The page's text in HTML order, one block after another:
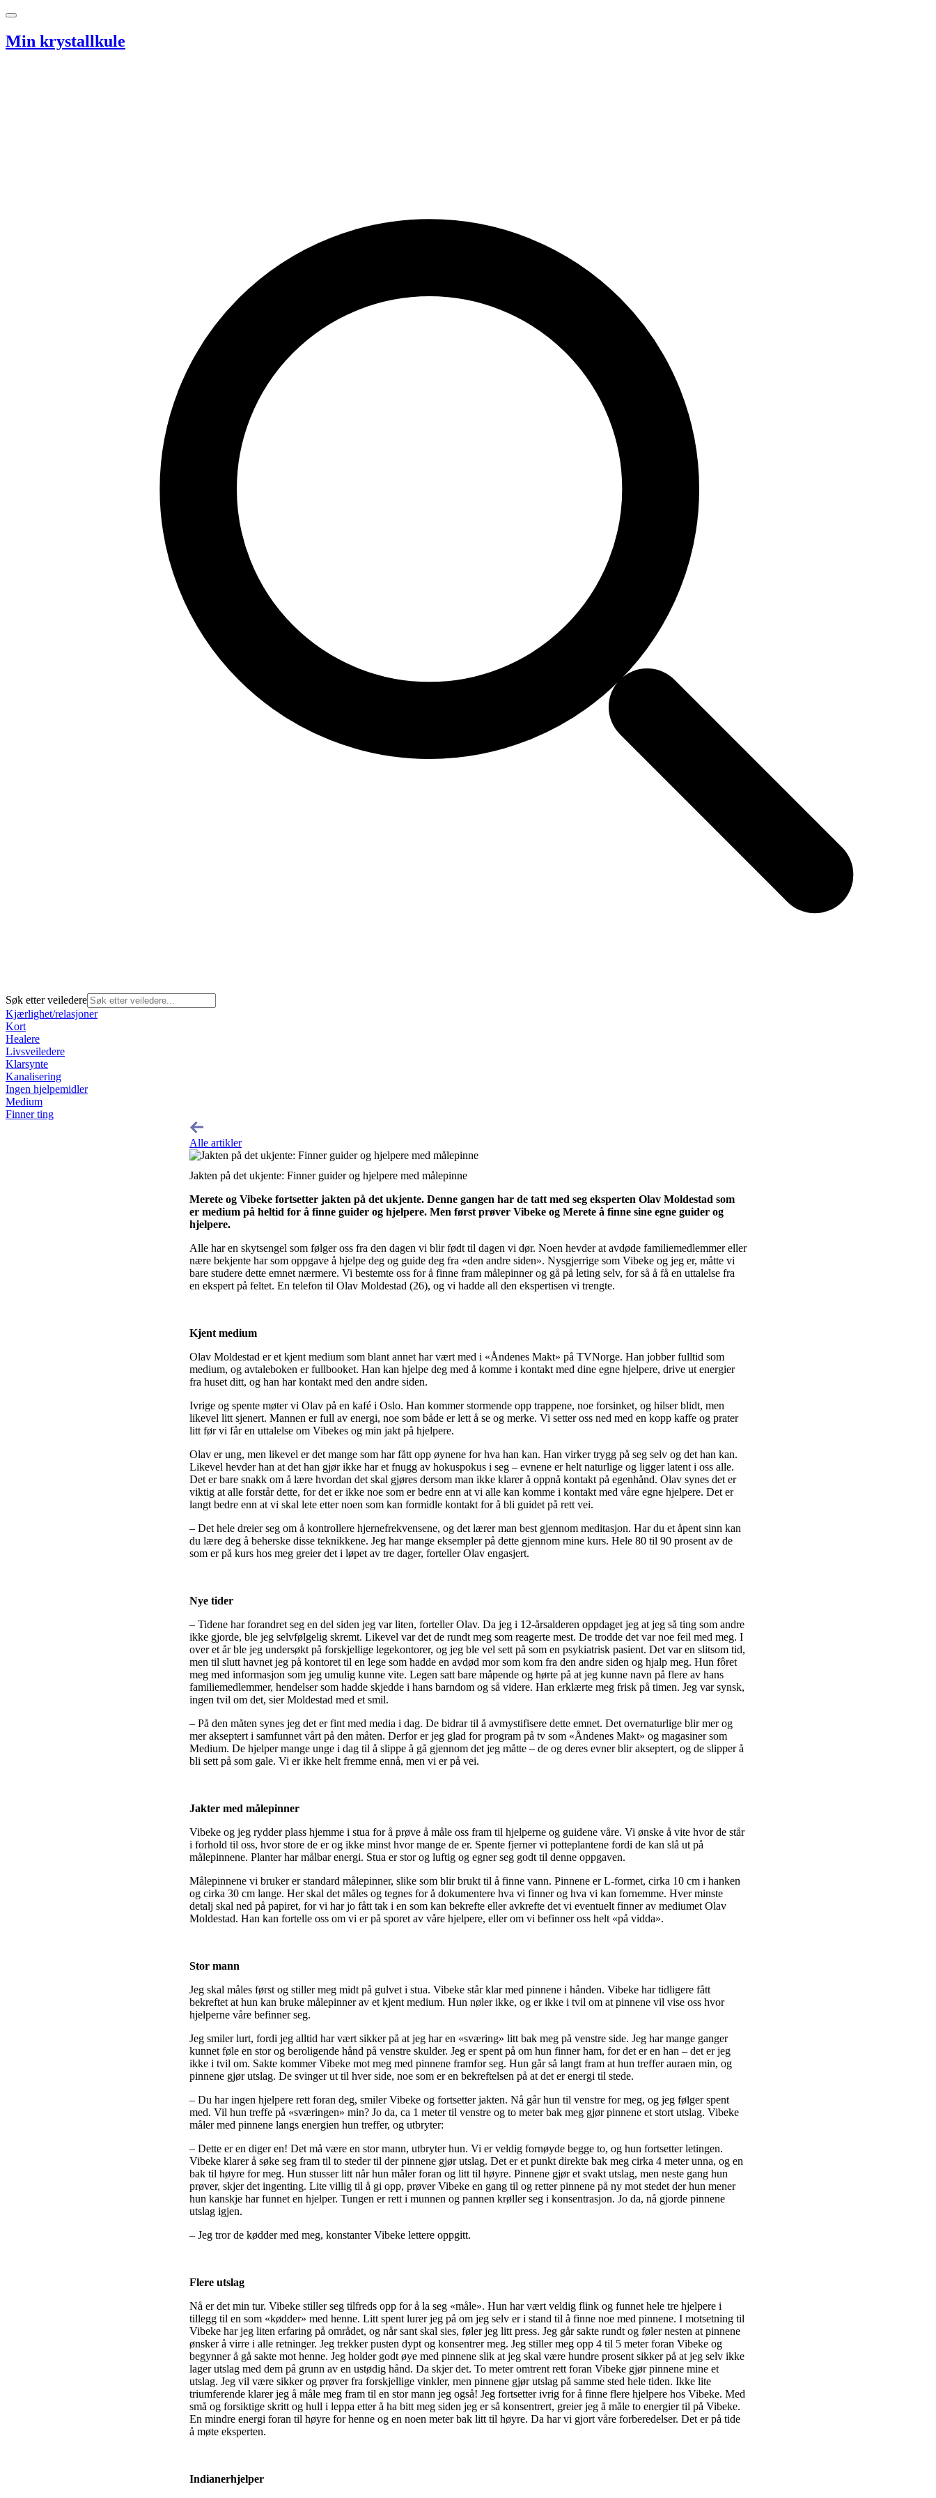
Hopp til innhold
Min krystallkule
Søk etter veiledere
Kjærlighet/relasjoner
Kort
Healere
Livsveiledere
Klarsynte
Kanalisering
Ingen hjelpemidler
Medium
Finner ting
Alle artikler
Jakten på det ukjente: Finner guider og hjelpere med målepinne
Merete og Vibeke fortsetter jakten på det ukjente. Denne gangen har de tatt med seg eksperten Olav Moldestad som
er medium på heltid for å finne guider og hjelpere. Men først prøver Vibeke og Merete å finne sine egne guider og
hjelpere.
Alle har en skytsengel som følger oss fra den dagen vi blir født til dagen vi dør. Noen hevder at avdøde familiemedlemmer eller
nære bekjente har som oppgave å hjelpe deg og guide deg fra «den andre siden». Nysgjerrige som Vibeke og jeg er, måtte vi
bare studere dette emnet nærmere. Vi bestemte oss for å finne fram målepinner og gå på leting selv, for så å få en uttalelse fra
en ekspert på feltet. En telefon til Olav Moldestad (26), og vi hadde all den ekspertisen vi trengte.
Kjent medium
Olav Moldestad er et kjent medium som blant annet har vært med i «Åndenes Makt» på TVNorge. Han jobber fulltid som
medium, og avtaleboken er fullbooket. Han kan hjelpe deg med å komme i kontakt med dine egne hjelpere, drive ut energier
fra huset ditt, og han har kontakt med den andre siden.
Ivrige og spente møter vi Olav på en kafé i Oslo. Han kommer stormende opp trappene, noe forsinket, og hilser blidt, men
likevel litt sjenert. Mannen er full av energi, noe som både er lett å se og merke. Vi setter oss ned med en kopp kaffe og prater
litt før vi får en uttalelse om Vibekes og min jakt på hjelpere.
Olav er ung, men likevel er det mange som har fått opp øynene for hva han kan. Han virker trygg på seg selv og det han kan.
Likevel hevder han at det han gjør ikke har et fnugg av hokuspokus i seg – evnene er helt naturlige og ligger latent i oss alle.
Det er bare snakk om å lære hvordan det skal gjøres dersom man ikke klarer å oppnå kontakt på egenhånd. Olav synes det er
viktig at alle forstår dette, for det er ikke noe som er bedre enn at vi alle kan komme i kontakt med våre egne hjelpere. Det er
langt bedre enn at vi skal lete etter noen som kan formidle kontakt for å bli guidet på rett vei.
– Det hele dreier seg om å kontrollere hjernefrekvensene, og det lærer man best gjennom meditasjon. Har du et åpent sinn kan
du lære deg å beherske disse teknikkene. Jeg har mange eksempler på dette gjennom mine kurs. Hele 80 til 90 prosent av de
som er på kurs hos meg greier det i løpet av tre dager, forteller Olav engasjert.
Nye tider
– Tidene har forandret seg en del siden jeg var liten, forteller Olav. Da jeg i 12-årsalderen oppdaget jeg at jeg så ting som andre
ikke gjorde, ble jeg selvfølgelig skremt. Likevel var det de rundt meg som reagerte mest. De trodde det var noe feil med meg. I
over et år ble jeg undersøkt på forskjellige legekontorer, og jeg ble vel sett på som en psykiatrisk pasient. Det var en slitsom tid,
men til slutt havnet jeg på kontoret til en lege som hadde en avdød mor som kom fra den andre siden og hjalp meg. Hun fôret
meg med informasjon som jeg umulig kunne vite. Legen satt bare måpende og hørte på at jeg kunne navn på flere av hans
familiemedlemmer, hendelser som hadde skjedde i hans barndom og så videre. Han erklærte meg frisk på timen. Jeg var synsk,
ingen tvil om det, sier Moldestad med et smil.
– På den måten synes jeg det er fint med media i dag. De bidrar til å avmystifisere dette emnet. Det overnaturlige blir mer og
mer akseptert i samfunnet vårt på den måten. Derfor er jeg glad for program på tv som «Åndenes Makt» og magasiner som
Medium. De hjelper mange unge i dag til å slippe å gå gjennom det jeg måtte – de og deres evner blir akseptert, og de slipper å
bli sett på som gale. Vi er ikke helt fremme ennå, men vi er på vei.
Jakter med målepinner
Vibeke og jeg rydder plass hjemme i stua for å prøve å måle oss fram til hjelperne og guidene våre. Vi ønske å vite hvor de står
i forhold til oss, hvor store de er og ikke minst hvor mange de er. Spente fjerner vi potteplantene fordi de kan slå ut på
målepinnene. Planter har målbar energi. Stua er stor og luftig og egner seg godt til denne oppgaven.
Målepinnene vi bruker er standard målepinner, slike som blir brukt til å finne vann. Pinnene er L-formet, cirka 10 cm i hanken
og cirka 30 cm lange. Her skal det måles og tegnes for å dokumentere hva vi finner og hva vi kan fornemme. Hver minste
detalj skal ned på papiret, for vi har jo fått tak i en som kan bekrefte eller avkrefte det vi eventuelt finner av mediumet Olav
Moldestad. Han kan fortelle oss om vi er på sporet av våre hjelpere, eller om vi befinner oss helt «på vidda».
Stor mann
Jeg skal måles først og stiller meg midt på gulvet i stua. Vibeke står klar med pinnene i hånden. Vibeke har tidligere fått
bekreftet at hun kan bruke målepinner av et kjent medium. Hun nøler ikke, og er ikke i tvil om at pinnene vil vise oss hvor
hjelperne våre befinner seg.
Jeg smiler lurt, fordi jeg alltid har vært sikker på at jeg har en «sværing» litt bak meg på venstre side. Jeg har mange ganger
kunnet føle en stor og beroligende hånd på venstre skulder. Jeg er spent på om hun finner ham, for det er en han – det er jeg
ikke i tvil om. Sakte kommer Vibeke mot meg med pinnene framfor seg. Hun går så langt fram at hun treffer auraen min, og
pinnene gjør utslag. De svinger ut til hver side, noe som er en bekreftelsen på at det er energi til stede.
– Du har ingen hjelpere rett foran deg, smiler Vibeke og fortsetter jakten. Nå går hun til venstre for meg, og jeg følger spent
med. Vil hun treffe på «sværingen» min? Jo da, ca 1 meter til venstre og to meter bak meg gjør pinnene et stort utslag. Vibeke
måler med pinnene langs energien hun treffer, og utbryter:
– Dette er en diger en! Det må være en stor mann, utbryter hun. Vi er veldig fornøyde begge to, og hun fortsetter letingen.
Vibeke klarer å søke seg fram til to steder til der pinnene gjør utslag. Det er et punkt direkte bak meg cirka 4 meter unna, og en
bak til høyre for meg. Hun stusser litt når hun måler foran og litt til høyre. Pinnene gjør et svakt utslag, men neste gang hun
prøver, skjer det ingenting. Lite villig til å gi opp, prøver Vibeke en gang til og retter pinnene på ny mot stedet der hun mener
hun kanskje har funnet en hjelper. Tungen er rett i munnen og pannen krøller seg i konsentrasjon. Jo da, nå gjorde pinnene
utslag igjen.
– Jeg tror de kødder med meg, konstanter Vibeke lettere oppgitt.
Flere utslag
Nå er det min tur. Vibeke stiller seg tilfreds opp for å la seg «måle». Hun har vært veldig flink og funnet hele tre hjelpere i
tillegg til en som «kødder» med henne. Litt spent lurer jeg på om jeg selv er i stand til å finne noe med pinnene. I motsetning til
Vibeke har jeg liten erfaring på området, og når sant skal sies, føler jeg litt press. Jeg går sakte rundt og føler nesten at pinnene
ønsker å virre i alle retninger. Jeg trekker pusten dypt og konsentrer meg. Jeg stiller meg opp 4 til 5 meter foran Vibeke og
begynner å gå sakte mot henne. Jeg holder godt øye med pinnene slik at jeg skal være hundre prosent sikker på at jeg selv ikke
lager utslag med dem på grunn av en ustødig hånd. Da skjer det. To meter omtrent rett foran Vibeke gjør pinnene mine et
utslag. Jeg vil være sikker og prøver fra forskjellige vinkler, men pinnene gjør utslag på samme sted hele tiden. Ikke lite
triumferende klarer jeg å måle meg fram til en stor mann jeg også! Jeg fortsetter ivrig for å finne flere hjelpere hos Vibeke. Med
små og forsiktige skritt og hull i leppa etter å ha bitt meg siden jeg er så konsentrert, greier jeg å måle to energier til på Vibeke.
En mindre energi foran til høyre for henne og en noen meter bak litt til høyre. Da har vi gjort våre forberedelser. Det er på tide
å møte eksperten.
Indianerhjelper